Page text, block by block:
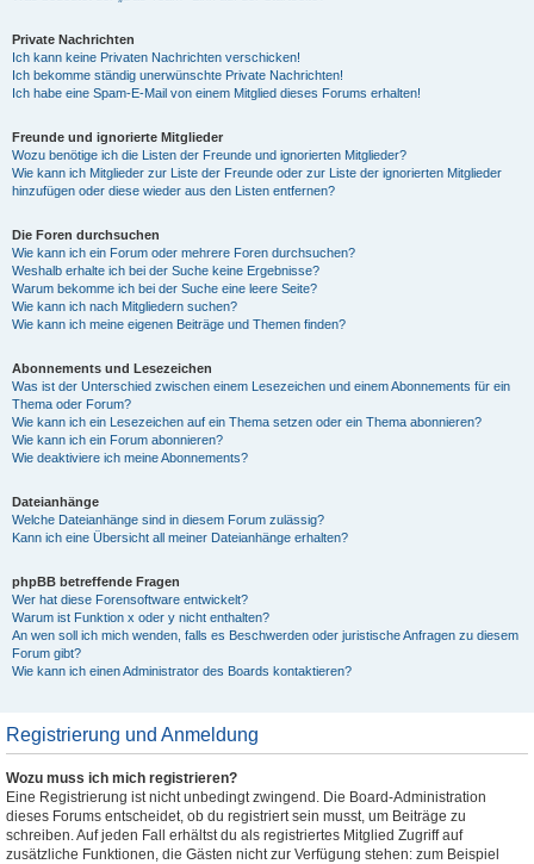
Private Nachrichten
Ich kann keine Privaten Nachrichten verschicken!
Ich bekomme ständig unerwünschte Private Nachrichten!
Ich habe eine Spam-E-Mail von einem Mitglied dieses Forums erhalten!
Freunde und ignorierte Mitglieder
Wozu benötige ich die Listen der Freunde und ignorierten Mitglieder?
Wie kann ich Mitglieder zur Liste der Freunde oder zur Liste der ignorierten Mitglieder
hinzufügen oder diese wieder aus den Listen entfernen?
Die Foren durchsuchen
Wie kann ich ein Forum oder mehrere Foren durchsuchen?
Weshalb erhalte ich bei der Suche keine Ergebnisse?
Warum bekomme ich bei der Suche eine leere Seite?
Wie kann ich nach Mitgliedern suchen?
Wie kann ich meine eigenen Beiträge und Themen finden?
Abonnements und Lesezeichen
Was ist der Unterschied zwischen einem Lesezeichen und einem Abonnements für ein
Thema oder Forum?
Wie kann ich ein Lesezeichen auf ein Thema setzen oder ein Thema abonnieren?
Wie kann ich ein Forum abonnieren?
Wie deaktiviere ich meine Abonnements?
Dateianhänge
Welche Dateianhänge sind in diesem Forum zulässig?
Kann ich eine Übersicht all meiner Dateianhänge erhalten?
phpBB betreffende Fragen
Wer hat diese Forensoftware entwickelt?
Warum ist Funktion x oder y nicht enthalten?
An wen soll ich mich wenden, falls es Beschwerden oder juristische Anfragen zu diesem
Forum gibt?
Wie kann ich einen Administrator des Boards kontaktieren?
Registrierung und Anmeldung
Wozu muss ich mich registrieren?
Eine Registrierung ist nicht unbedingt zwingend. Die Board-Administration
dieses Forums entscheidet, ob du registriert sein musst, um Beiträge zu
schreiben. Auf jeden Fall erhältst du als registriertes Mitglied Zugriff auf
zusätzliche Funktionen, die Gästen nicht zur Verfügung stehen: zum Beispiel